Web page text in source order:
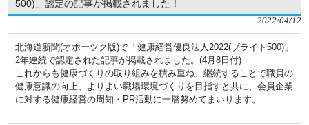
500)」認定の記事が掲載されました！
2022/04/12
北海道新聞(オホーツク版)で「健康経営優良法人2022(ブライト500)」
2年連続で認定された記事が掲載されました。(4月8日付)
これからも健康づくりの取り組みを積み重ね、継続することで職員の
健康意識の向上、よりよい職場環境づくりを目指すと共に、会員企業
に対する健康経営の周知・PR活動に一層努めてまいります。